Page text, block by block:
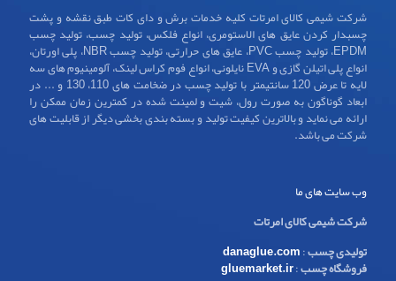
شرکت شیمی کالای امرتات کلیه خدمات برش و دای کات طبق نقشه و پشت
چسبدار کردن عایق های الاستومری، انواع فلکس، تولید چسب، تولید چسب
EPDM، تولید چسب PVC، عایق های حرارتی، تولید چسب NBR، پلی اورتان،
انواع پلی اتیلن گازی و EVA نایلونی، انواع فوم کراس لینک، آلومینیوم های سه
لایه تا عرض 120 سانتیمتر با تولید چسب در ضخامت های 110، 130 و ... در
ابعاد گوناگون به صورت رول، شیت و لمینت شده در کمترین زمان ممکن را
ارائه می نماید و بالاترین کیفیت تولید و بسته بندی بخشی دیگر از قابلیت های
شرکت می باشد.
وب سایت های ما
شرکت شیمی کالای امرتات
تولیدی چسب:
danaglue.com
فروشگاه چسب:
gluemarket.ir